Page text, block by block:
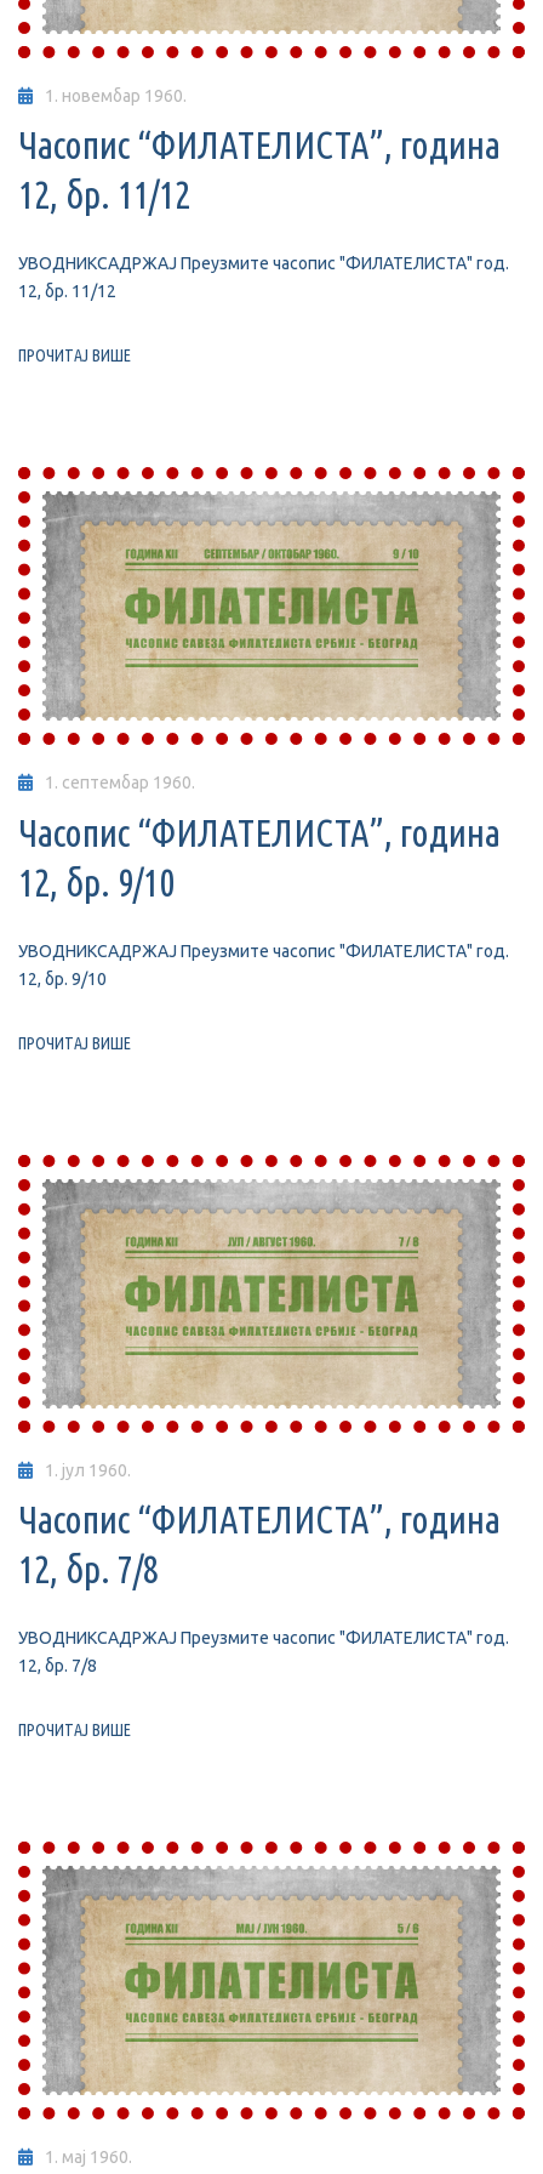
1. новембар 1960.
Часопис “ФИЛАТЕЛИСТА”, година
12, бр. 11/12
УВОДНИКСАДРЖАЈ Преузмите часопис "ФИЛАТЕЛИСТА" год.
12, бр. 11/12
ПРОЧИТАЈ ВИШЕ
1. септембар 1960.
Часопис “ФИЛАТЕЛИСТА”, година
12, бр. 9/10
УВОДНИКСАДРЖАЈ Преузмите часопис "ФИЛАТЕЛИСТА" год.
12, бр. 9/10
ПРОЧИТАЈ ВИШЕ
1. јул 1960.
Часопис “ФИЛАТЕЛИСТА”, година
12, бр. 7/8
УВОДНИКСАДРЖАЈ Преузмите часопис "ФИЛАТЕЛИСТА" год.
12, бр. 7/8
ПРОЧИТАЈ ВИШЕ
1. мај 1960.